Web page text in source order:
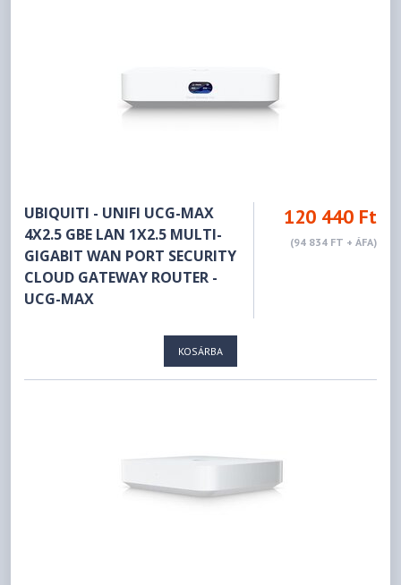
UBIQUITI - UNIFI UCG-MAX
4X2.5 GBE LAN 1X2.5 MULTI-
GIGABIT WAN PORT SECURITY
CLOUD GATEWAY ROUTER -
UCG-MAX
120 440 Ft
(94 834 FT + ÁFA)
KOSÁRBA